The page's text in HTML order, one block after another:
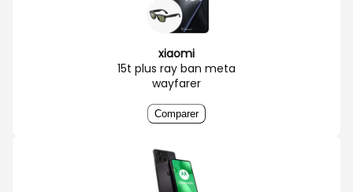
xiaomi
15t plus ray ban meta
wayfarer
Comparer